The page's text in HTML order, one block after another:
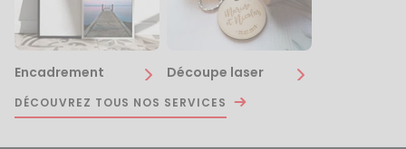
Encadrement Découpe laser
DÉCOUVREZ TOUS NOS SERVICES